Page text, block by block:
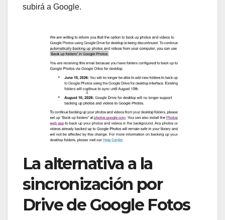
subirá a Google.
La alternativa a la
sincronización por
Drive de Google Fotos